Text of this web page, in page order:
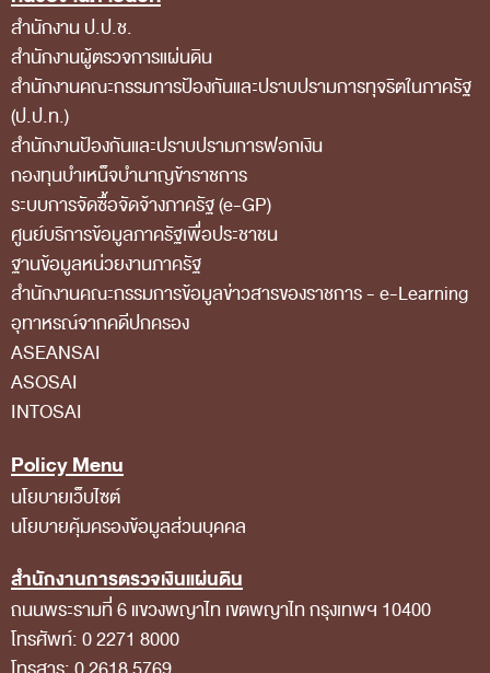
โครงสร้างคณะกรรมการ
เอกสารที่เกี่ยวข้อง
ตราสัญลักษณ์ สตง.
ผลการตรวจสอบ
ผลการตรวจสอบที่สำคัญ
สถิติการตรวจสอบรายงานการเงิน
ข้อมูลสาธารณะ
ข่าวสารการจัดซื้อจัดจ้างของ สตง.
แผนการจัดซื้อจัดจ้าง
ประกาศประกวดราคา/ราคากลาง/ขายพัสดุเสื่อม
สภาพ
สรุปผลการจัดซื้อจัดจ้าง
ข้อมูลสาระสำคัญในสัญญา
การรายงานผลการจัดซื้อจัดจ้าง หรือการจัดการ
พัสดุ
การประเมิน ITA
ศูนย์ข้อมูลข่าวสารของราชการ
สำนักงาน ป.ป.ช.
สำนักงานผู้ตรวจการแผ่นดิน
สำนักงานคณะกรรมการป้องกันและปราบปรามการทุจริตในภาครัฐ
(ป.ป.ท.)
สำนักงานป้องกันและปราบปรามการฟอกเงิน
กองทุนบำเหน็จบำนาญข้าราชการ
ระบบการจัดซื้อจัดจ้างภาครัฐ (e-GP)
ศูนย์บริการข้อมูลภาครัฐเพื่อประชาชน
ฐานข้อมูลหน่วยงานภาครัฐ
สํานักงานคณะกรรมการข้อมูลข่าวสารของราชการ - e-Learning
อุทาหรณ์จากคดีปกครอง
ASEANSAI
ASOSAI
INTOSAI
Policy Menu
นโยบายเว็บไซต์
นโยบายคุ้มครองข้อมูลส่วนบุคคล
สำนักงานการตรวจเงินแผ่นดิน
ถนนพระรามที่ 6 แขวงพญาไท เขตพญาไท กรุงเทพฯ 10400
โทรศัพท์: 0 2271 8000